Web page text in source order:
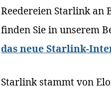
Reedereien Starlink an
finden Sie in unserem
das neue Starlink-
Starlink stammt von